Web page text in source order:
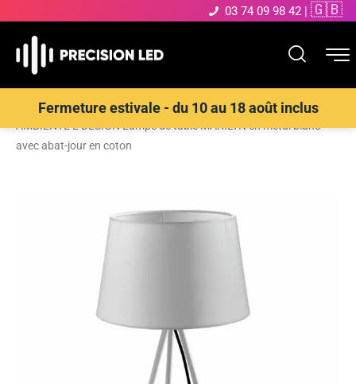
03 74 09 98 42 | 🇬🇧
Fermeture estivale - du 10 au 18 août inclus
Accueil>Boutique>Éclairage décoratif >Lampes de table>LUCE
AMBIENTE E DESIGN Lampe de table MARILYN en métal blanc
avec abat-jour en coton